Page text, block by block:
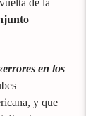
en los
y que